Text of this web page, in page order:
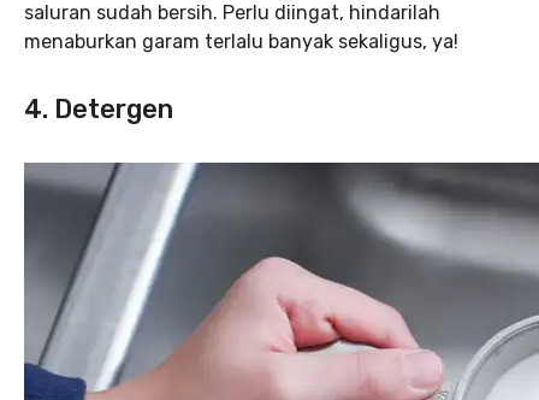
saluran sudah bersih. Perlu diingat, hindarilah
menaburkan garam terlalu banyak sekaligus, ya!
4. Detergen